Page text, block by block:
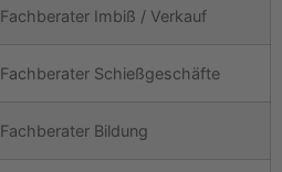
Fachberater Imbiß / Verkauf
Fachberater Schießgeschäfte
Fachberater Bildung